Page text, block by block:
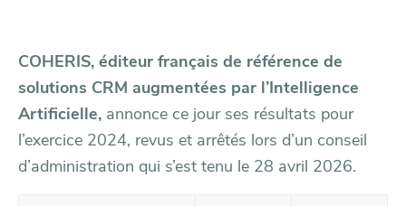
COHERIS, éditeur français de référence de
solutions CRM augmentées par l’Intelligence
Artificielle, annonce ce jour ses résultats pour
l’exercice 2024, revus et arrêtés lors d’un conseil
d’administration qui s’est tenu le 28 avril 2026.